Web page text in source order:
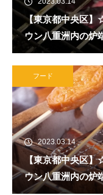
【東京都中央区
ウン八重洲内の炉
フード
2023.03.14
【東京都中央区
ウン八重洲内の炉